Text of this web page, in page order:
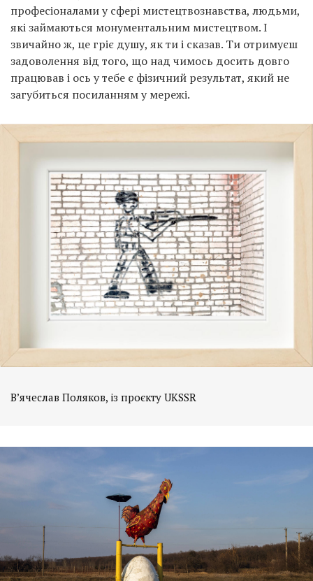
професіоналами у сфері мистецтвознавства, людьми,
які займаються монументальним мистецтвом. І
звичайно ж, це гріє душу, як ти і сказав. Ти отримуєш
задоволення від того, що над чимось досить довго
працював і ось у тебе є фізичний результат, який не
загубиться посиланням у мережі.
В’ячеслав Поляков, із проєкту UKSSR